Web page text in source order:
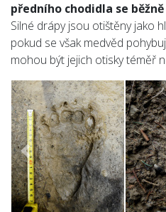
předního chodidla se
Silné drápy jsou otištěny jako
pokud se však medvěd
mohou být jejich otisky téměř
Předchozí